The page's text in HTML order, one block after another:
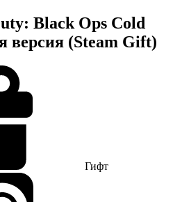
Black Ops Cold
(Steam Gift)
Гифт